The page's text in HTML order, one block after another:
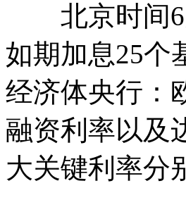
北京时间6
如期加息25个
经济体央行：
融资利率以及
大关键利率分